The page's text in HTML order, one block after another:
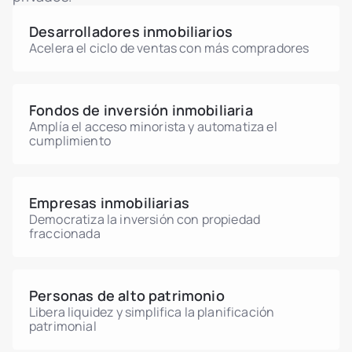
fiscal vietnamita.
supervisada.
Desarrolladores inmobiliarios
Acelera el ciclo de ventas con más compradores
Fondos de inversión inmobiliaria
Amplía el acceso minorista y automatiza el
cumplimiento
Empresas inmobiliarias
Democratiza la inversión con propiedad
fraccionada
Personas de alto patrimonio
Libera liquidez y simplifica la planificación
patrimonial